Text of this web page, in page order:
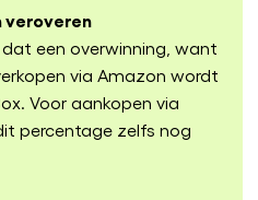
veroveren
dat een overwinning, want
via Amazon wordt
Voor aankopen via
percentage zelfs nog